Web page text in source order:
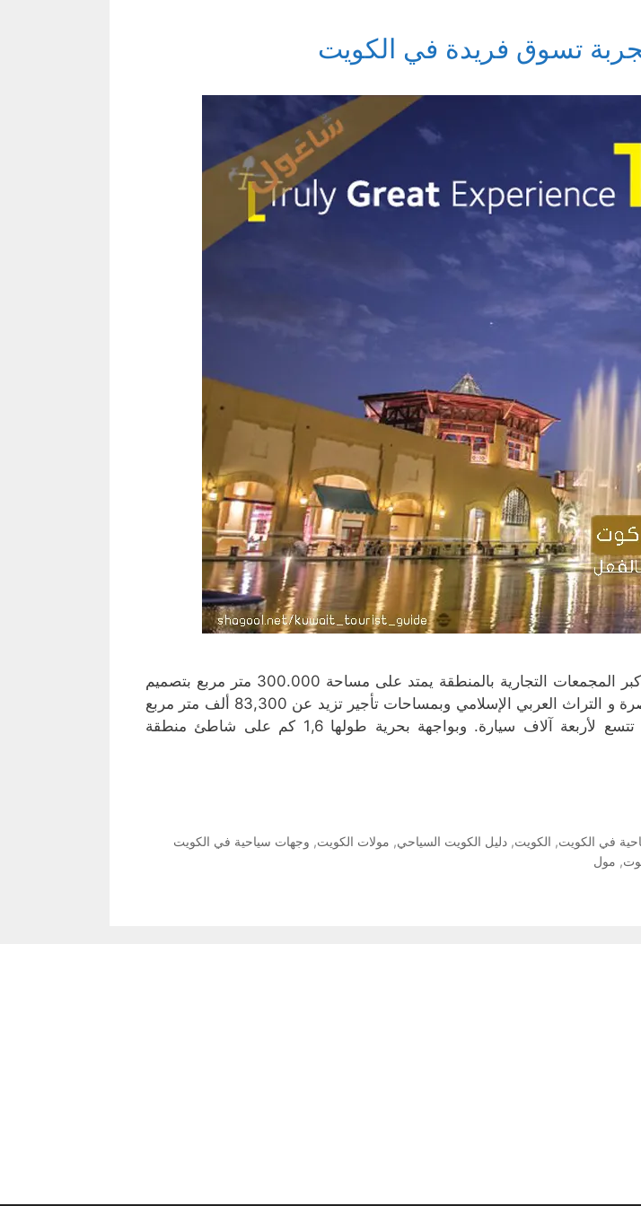
تسوق فريدة في الكويت
أكبر المجمعات التجارية بالمنطقة يمتد على مساحة 300.000 متر مربع بتصميم
استثنائي يمزج بين المعاصرة و التراث العربي الإسلامي وبمساحات تأجير تزيد عن 83,300 ألف متر مربع
متضمنة مواقف سيارات تتسع لأربعة آلاف سيارة. وبواجهة بحرية طولها 1,6 كم على شاطئ منطقة
في الكويت, الكويت, دليل الكويت السياحي, مولات الكويت, وجهات سياحية في الكويت
, مول